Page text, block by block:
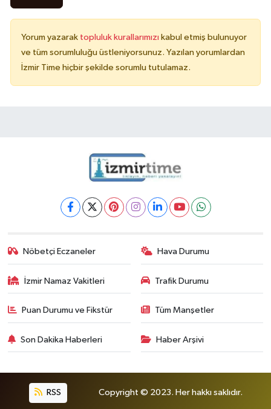
Yorum yazarak topluluk kurallarımızı kabul etmiş bulunuyor
ve tüm sorumluluğu üstleniyorsunuz. Yazılan yorumlardan
İzmir Time hiçbir şekilde sorumlu tutulamaz.
Nöbetçi Eczaneler Hava Durumu
İzmir Namaz Vakitleri Trafik Durumu
Puan Durumu ve Fikstür Tüm Manşetler
Son Dakika Haberleri Haber Arşivi
RSS Copyright © 2023. Her hakkı saklıdır.